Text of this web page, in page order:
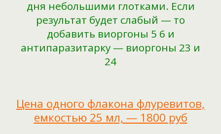
дня небольшими глотками. Если
результат будет слабый — то
добавить виоргоны 5 6 и
антипаразитарку — виоргоны 23 и
24
Цена одного флакона флуревитов,
емкостью 25 мл, — 1800 руб